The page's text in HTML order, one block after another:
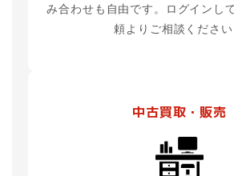
み合わせも自由です。ログインし
頼よりご相談ください
中古買取・販売